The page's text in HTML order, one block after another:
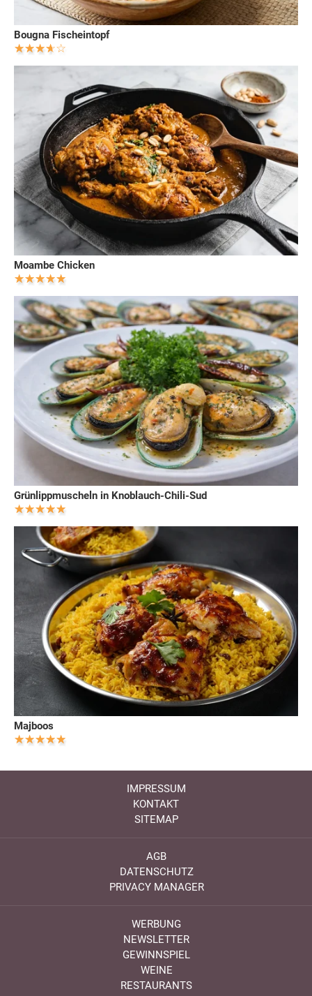
Bougna Fischeintopf
Moambe Chicken
Grünlippmuscheln in Knoblauch-Chili-Sud
Majboos
IMPRESSUM
KONTAKT
SITEMAP
AGB
DATENSCHUTZ
PRIVACY MANAGER
WERBUNG
NEWSLETTER
GEWINNSPIEL
WEINE
RESTAURANTS